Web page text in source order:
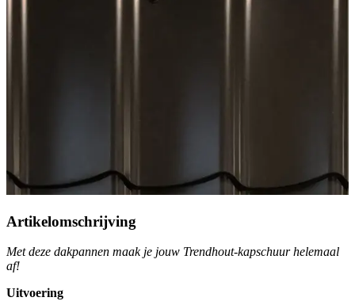
Artikelomschrijving
Met deze dakpannen maak je jouw Trendhout-kapschuur helemaal
af!
Uitvoering